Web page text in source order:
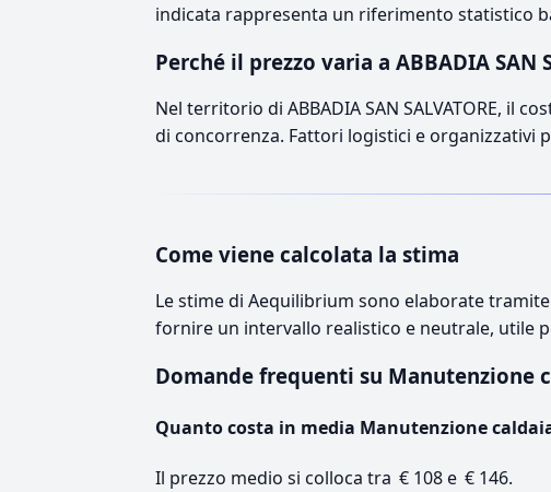
indicata rappresenta un riferimento statistico
Perché il prezzo varia a ABBADIA SAN
Nel territorio di ABBADIA SAN SALVATORE, il
di concorrenza. Fattori logistici e organizzativi
Come viene calcolata la stima
Le stime di Aequilibrium sono elaborate
fornire un intervallo realistico e neutrale, utile
Domande frequenti su Manutenzione
Quanto costa in media Manutenzione
Il prezzo medio si colloca tra € 108 e € 146.